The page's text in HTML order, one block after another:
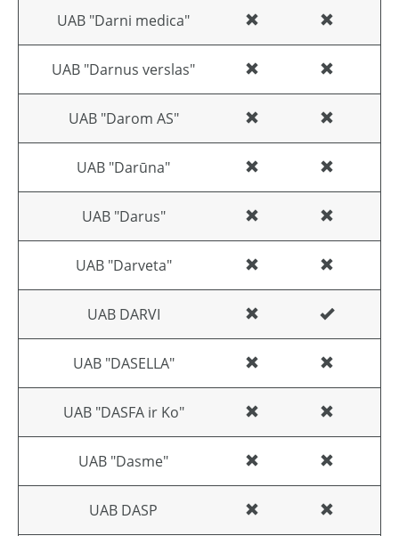
UAB "Darni medica"
UAB "Darnus verslas"
UAB "Darom AS"
UAB "Darūna"
UAB "Darus"
UAB "Darveta"
UAB DARVI
UAB "DASELLA"
UAB "DASFA ir Ko"
UAB "Dasme"
UAB DASP